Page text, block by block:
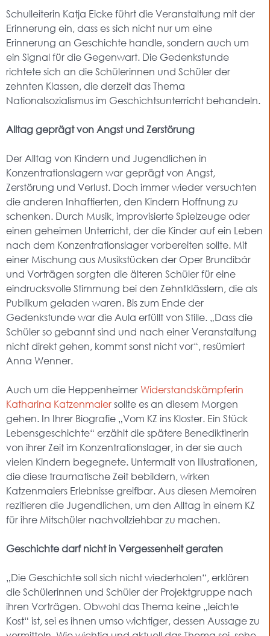
Schulleiterin Katja Eicke führt die Veranstaltung mit der
Erinnerung ein, dass es sich nicht nur um eine
Erinnerung an Geschichte handle, sondern auch um
ein Signal für die Gegenwart. Die Gedenkstunde
richtete sich an die Schülerinnen und Schüler der
zehnten Klassen, die derzeit das Thema
Nationalsozialismus im Geschichtsunterricht behandeln.
Alltag geprägt von Angst und Zerstörung
Der Alltag von Kindern und Jugendlichen in
Konzentrationslagern war geprägt von Angst,
Zerstörung und Verlust. Doch immer wieder versuchten
die anderen Inhaftierten, den Kindern Hoffnung zu
schenken. Durch Musik, improvisierte Spielzeuge oder
einen geheimen Unterricht, der die Kinder auf ein Leben
nach dem Konzentrationslager vorbereiten sollte. Mit
einer Mischung aus Musikstücken der Oper Brundibár
und Vorträgen sorgten die älteren Schüler für eine
eindrucksvolle Stimmung bei den Zehntklässlern, die als
Publikum geladen waren. Bis zum Ende der
Gedenkstunde war die Aula erfüllt von Stille. „Dass die
Schüler so gebannt sind und nach einer Veranstaltung
nicht direkt gehen, kommt sonst nicht vor“, resümiert
Anna Wenner.
Auch um die HeppenheimerWiderstandskämpferin
Katharina Katzenmaiersollte es an diesem Morgen
gehen. In Ihrer Biografie „Vom KZ ins Kloster. Ein Stück
Lebensgeschichte“ erzählt die spätere Benediktinerin
von ihrer Zeit im Konzentrationslager, in der sie auch
vielen Kindern begegnete. Untermalt von Illustrationen,
die diese traumatische Zeit bebildern, wirken
Katzenmaiers Erlebnisse greifbar. Aus diesen Memoiren
rezitieren die Jugendlichen, um den Alltag in einem KZ
für ihre Mitschüler nachvollziehbar zu machen.
Geschichte darf nicht in Vergessenheit geraten
„Die Geschichte soll sich nicht wiederholen“, erklären
die Schülerinnen und Schüler der Projektgruppe nach
ihren Vorträgen. Obwohl das Thema keine „leichte
Kost“ ist, sei es ihnen umso wichtiger, dessen Aussage zu